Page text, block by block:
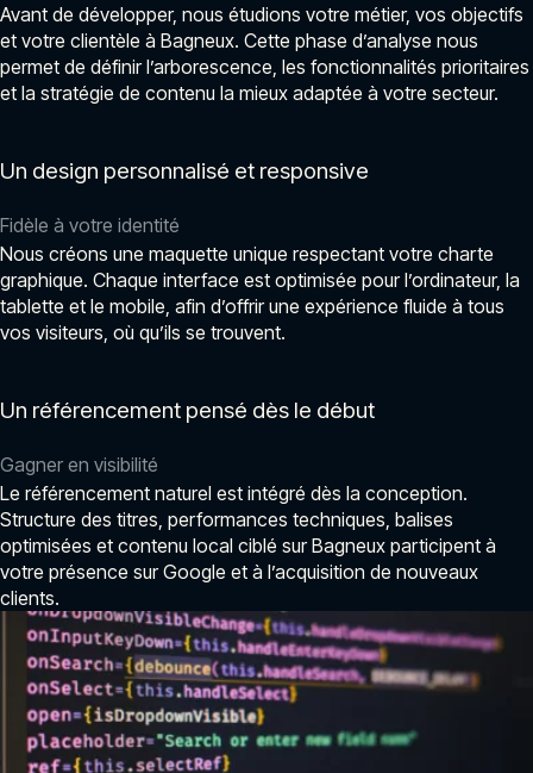
Avant de développer, nous étudions votre métier, vos objectifs
et votre clientèle à Bagneux. Cette phase d’analyse nous
permet de définir l’arborescence, les fonctionnalités prioritaires
et la stratégie de contenu la mieux adaptée à votre secteur.
Un design personnalisé et responsive
Fidèle à votre identité
Nous créons une maquette unique respectant votre charte
graphique. Chaque interface est optimisée pour l’ordinateur, la
tablette et le mobile, afin d’offrir une expérience fluide à tous
vos visiteurs, où qu’ils se trouvent.
Un référencement pensé dès le début
Gagner en visibilité
Le référencement naturel est intégré dès la conception.
Structure des titres, performances techniques, balises
optimisées et contenu local ciblé sur Bagneux participent à
votre présence sur Google et à l’acquisition de nouveaux
clients.